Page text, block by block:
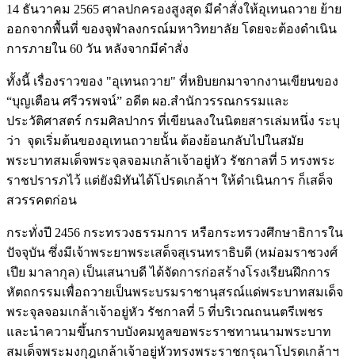
14 ธันวาคม 2565 ศาลปกครองสูงสุด มีคำสั่งให้อุเทนถวาย ย้าย
ออกจากพื้นที่ ของจุฬาลงกรณ์มหาวิทยาลัย โดยจะต้องดำเนิน
การภายใน 60 วัน หลังจากมีคำสั่ง
ทั้งนี้ เรื่องราวของ "อุเทนถวาย" ที่หยิบยกมาจากงานเขียนของ
“บุญเตือน ศรีวรพจน์” อดีต ผอ.สำนักวรรณกรรมและ
ประวัติศาสตร์ กรมศิลปากร ที่เขียนลงในนิตยสารเล่มหนึ่ง ระบุ
ว่า จุดเริ่มต้นของอุเทนถวายนั้น ต้องย้อนกลับไปในสมัย
พระบาทสมเด็จพระจุลจอมเกล้าเจ้าอยู่หัว รัชกาลที่ 5 ทรงพระ
ราชปรารภไว้ แต่ยังมิทันได้โปรดเกล้าฯ ให้ดำเนินการ ก็เสด็จ
สวรรคตก่อน
กระทั่งปี 2456 กระทรวงธรรมการ หรือกระทรวงศึกษาธิการใน
ปัจจุบัน ซึ่งมีเจ้าพระยาพระเสด็จสุเรนทราธิบดี (หม่อมราชวงศ์
เปีย มาลากุล) เป็นเสนาบดี ได้จัดการก่อสร้างโรงเรียนฝึกการ
หัตถกรรมเพื่อถวายเป็นพระบรมราชานุสรณ์แด่พระบาทสมเด็จ
พระจุลจอมเกล้าเจ้าอยู่หัว รัชกาลที่ 5 ที่บริเวณถนนตรีเพชร
และนำความขึ้นกราบบังคมทูลขอพระราชทานนามพระบาท
สมเด็จพระมงกุฎเกล้าเจ้าอยู่หัวทรงพระราชกรุณาโปรดเกล้าฯ